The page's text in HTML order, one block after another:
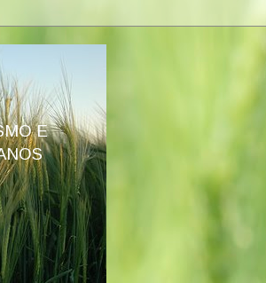
E